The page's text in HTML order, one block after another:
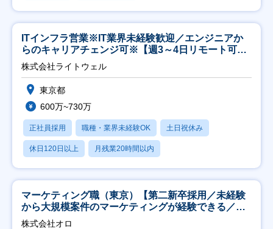
ITインフラ営業※IT業界未経験歓迎／エンジニアか
らのキャリアチェンジ可※【週3～4日リモート可
能】
株式会社ライトウェル
東京都
600万~730万
正社員採用 職種・業界未経験OK 土日祝休み
休日120日以上 月残業20時間以内
マーケティング職（東京）【第二新卒採用／未経験
から大規模案件のマーケティングが経験できる／研
修充実】
株式会社オロ